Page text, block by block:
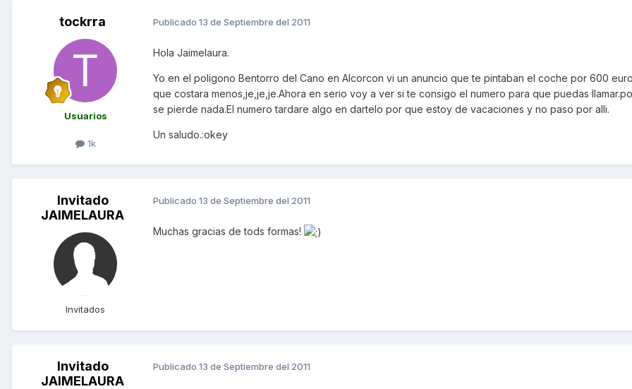
tockrra
Usuarios
1k
Publicado 13 de Septiembre del 2011
Hola Jaimelaura.
Yo en el poligono Bentorro del Cano en Alcorcon vi un anuncio que te pintaban el coche por 600
que costara menos,je,je,je.Ahora en serio voy a ver si te consigo el numero para que puedas
se pierde nada.El numero tardare algo en dartelo por que estoy de vacaciones y no paso por alli.
Un saludo.:okey
Invitado
JAIMELAURA
Invitados
Publicado 13 de Septiembre del 2011
Muchas gracias de tods formas!
Invitado
JAIMELAURA
Publicado 13 de Septiembre del 2011